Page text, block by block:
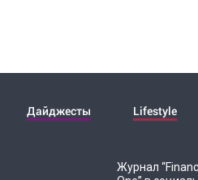
Дайджесты Lifestyle
Журнал